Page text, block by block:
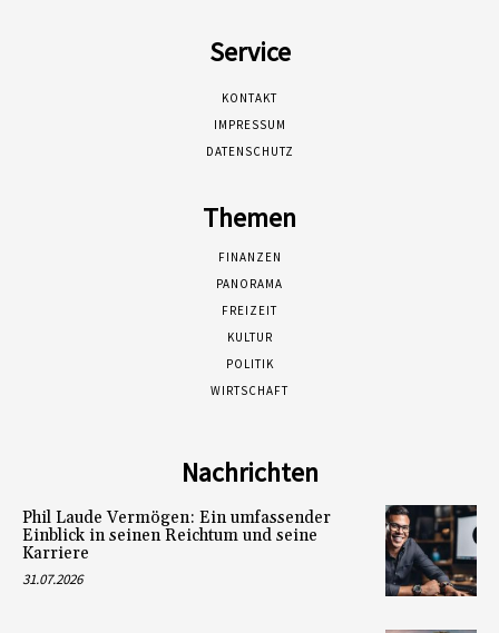
Service
KONTAKT
IMPRESSUM
DATENSCHUTZ
Themen
FINANZEN
PANORAMA
FREIZEIT
KULTUR
POLITIK
WIRTSCHAFT
Nachrichten
Phil Laude Vermögen: Ein umfassender
Einblick in seinen Reichtum und seine
Karriere
31.07.2026